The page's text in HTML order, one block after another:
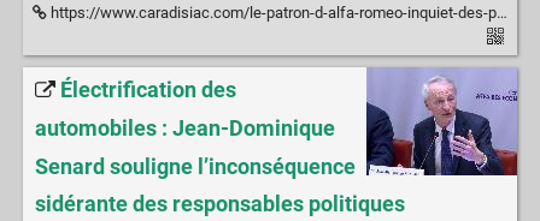
https://www.caradisiac.com/le-patron-d-alfa-romeo-inquiet-des-prochaines-limites-de-rejets-de-co2-210140.htm
Électrification des
automobiles : Jean-Dominique
Senard souligne l’inconséquence
sidérante des responsables politiques